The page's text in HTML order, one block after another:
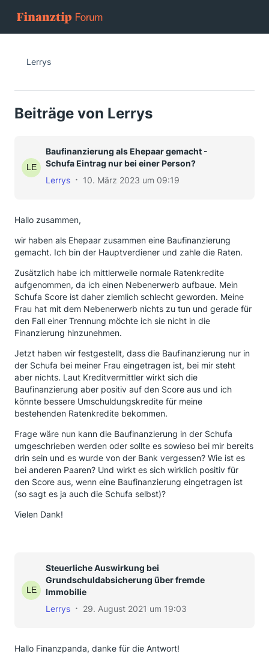
Lerrys
Beiträge von Lerrys
Baufinanzierung als Ehepaar gemacht -
Schufa Eintrag nur bei einer Person?
Lerrys
10. März 2023 um 09:19
Hallo zusammen,
wir haben als Ehepaar zusammen eine Baufinanzierung
gemacht. Ich bin der Hauptverdiener und zahle die Raten.
Zusätzlich habe ich mittlerweile normale Ratenkredite
aufgenommen, da ich einen Nebenerwerb aufbaue. Mein
Schufa Score ist daher ziemlich schlecht geworden. Meine
Frau hat mit dem Nebenerwerb nichts zu tun und gerade für
den Fall einer Trennung möchte ich sie nicht in die
Finanzierung hinzunehmen.
Jetzt haben wir festgestellt, dass die Baufinanzierung nur in
der Schufa bei meiner Frau eingetragen ist, bei mir steht
aber nichts. Laut Kreditvermittler wirkt sich die
Baufinanzierung aber positiv auf den Score aus und ich
könnte bessere Umschuldungskredite für meine
bestehenden Ratenkredite bekommen.
Frage wäre nun kann die Baufinanzierung in der Schufa
umgeschrieben werden oder sollte es sowieso bei mir bereits
drin sein und es wurde von der Bank vergessen? Wie ist es
bei anderen Paaren? Und wirkt es sich wirklich positiv für
den Score aus, wenn eine Baufinanzierung eingetragen ist
(so sagt es ja auch die Schufa selbst)?
Vielen Dank!
Steuerliche Auswirkung bei
Grundschuldabsicherung über fremde
Immobilie
Lerrys
29. August 2021 um 19:03
Hallo Finanzpanda, danke für die Antwort!